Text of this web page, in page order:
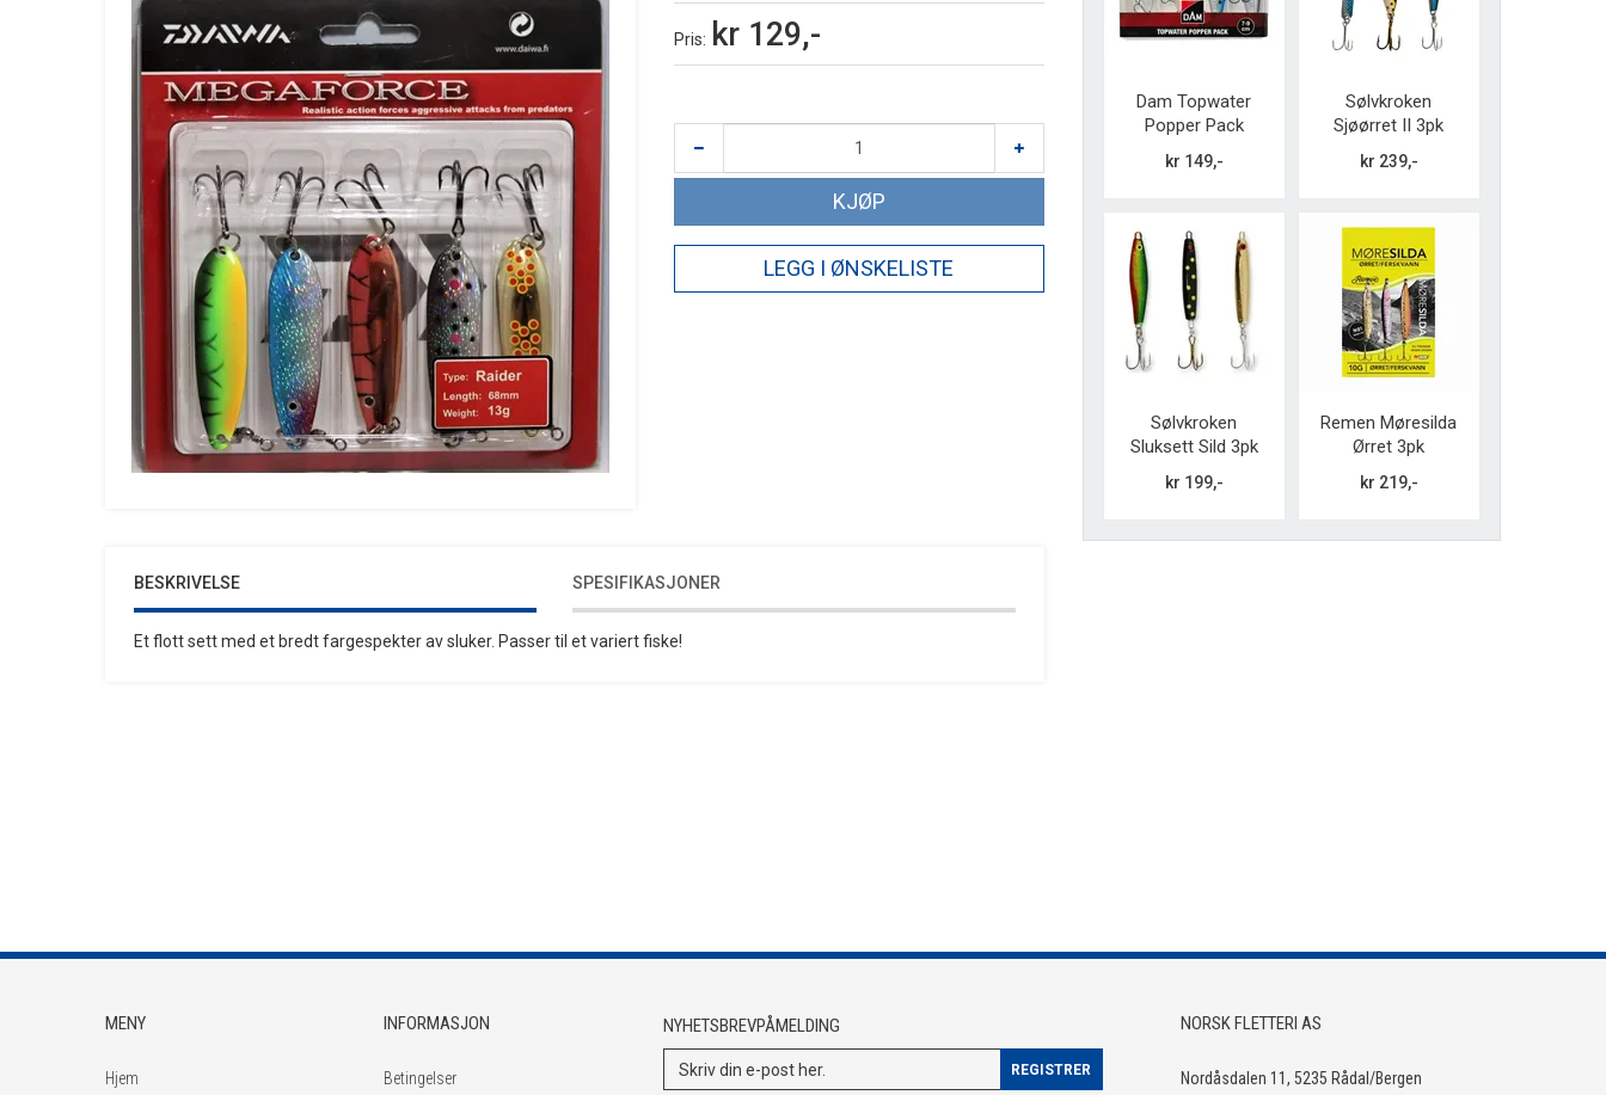
Pris kr 129,-
KJØP
LEGG I ØNSKELISTE
BESKRIVELSE SPESIFIKASJONER
Et flott sett med et bredt fargespekter av sluker. Passer til et variert fiske!
Dam Topwater
Popper Pack
kr 149,-
Sølvkroken
Sjøørret II 3pk
kr 239,-
Sølvkroken
Sluksett Sild 3pk
kr 199,-
Remen Møresilda
Ørret 3pk
kr 219,-
MENY
Hjem
INFORMASJON
Betingelser
NYHETSBREVPÅMELDING NORSK FLETTERI AS
Nordåsdalen 11, 5235 Rådal/Bergen